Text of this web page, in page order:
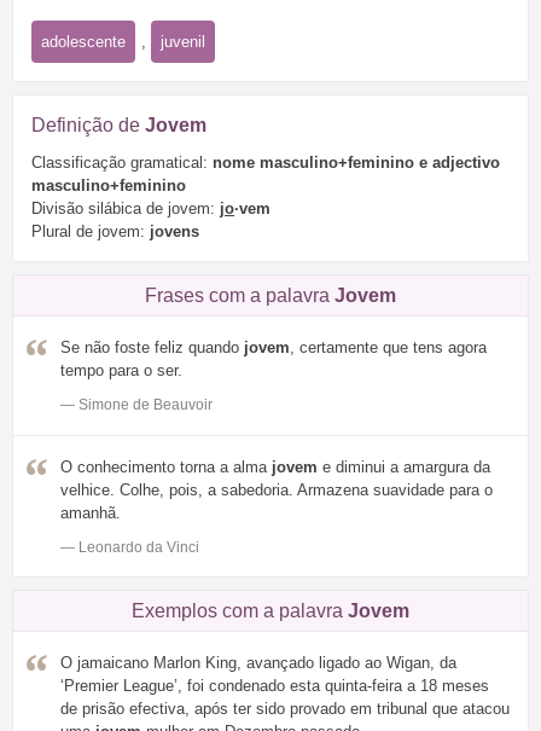
adolescente juvenil
Definição de Jovem
Classificação gramatical: nome masculino+feminino e adjectivo
masculino+feminino
Divisão silábica de jovem: jo·vem
Plural de jovem: jovens
Frases com a palavra Jovem
Se não foste feliz quando jovem, certamente que tens agora
tempo para o ser.
— Simone de Beauvoir
O conhecimento torna a alma jovem e diminui a amargura da
velhice. Colhe, pois, a sabedoria. Armazena suavidade para o
amanhã.
— Leonardo da Vinci
Exemplos com a palavra Jovem
O jamaicano Marlon King, avançado ligado ao Wigan, da
‘Premier League’, foi condenado esta quinta-feira a 18 meses
de prisão efectiva, após ter sido provado em tribunal que atacou